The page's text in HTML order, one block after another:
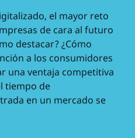
el mayor reto
de cara al futuro
destacar? ¿Cómo
a los consumidores
una ventaja competitiva
tiempo de
en un mercado se